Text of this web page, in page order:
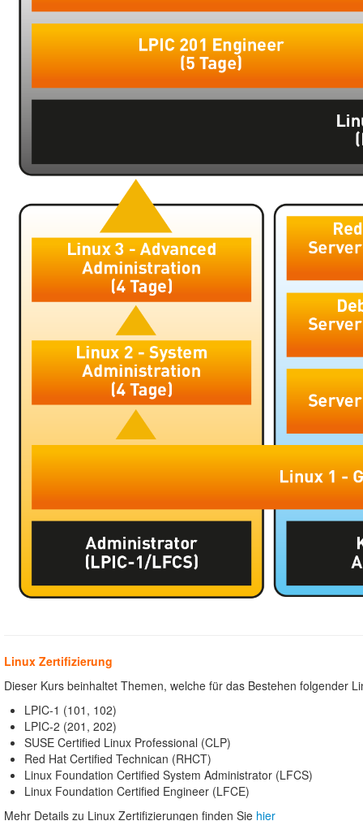
Linux Zertifizierung
Dieser Kurs beinhaltet Themen, welche für das Bestehen folgender
LPIC-1 (101, 102)
LPIC-2 (201, 202)
SUSE Certified Linux Professional (CLP)
Red Hat Certified Technican (RHCT)
Linux Foundation Certified System Administrator (LFCS)
Linux Foundation Certified Engineer (LFCE)
Mehr Details zu Linux Zertifizierungen finden Sie hier